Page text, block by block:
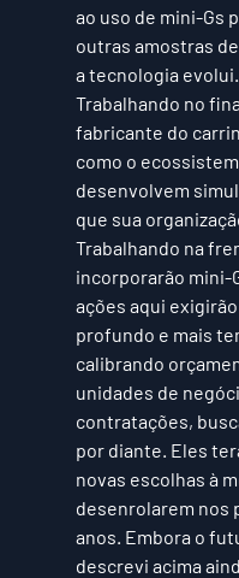
ao uso de mini-Gs
outras amostras
a tecnologia evolui.
Trabalhando no
fabricante do
como o
desenvolvem
que sua
Trabalhando na
incorporarão mini-
ações aqui
profundo e mais
calibrando
unidades de
contratações,
por diante. Eles
novas escolhas à
desenrolarem nos
anos. Embora o
descrevi acima